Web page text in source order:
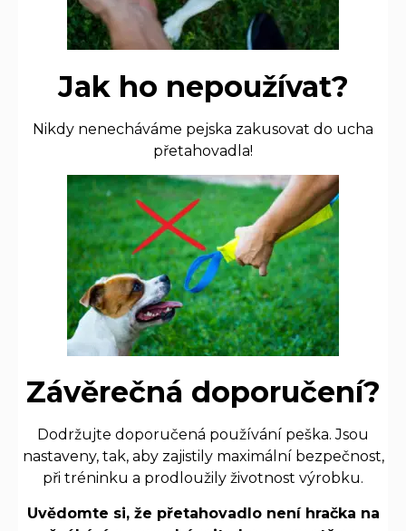
Jak ho nepoužívat?
Nikdy nenecháváme pejska zakusovat do ucha
přetahovadla!
Závěrečná doporučení?
Dodržujte doporučená používání peška. Jsou
nastaveny, tak, aby zajistily maximální bezpečnost,
při tréninku a prodloužily životnost výrobku.
Uvědomte si, že přetahovadlo není hračka na